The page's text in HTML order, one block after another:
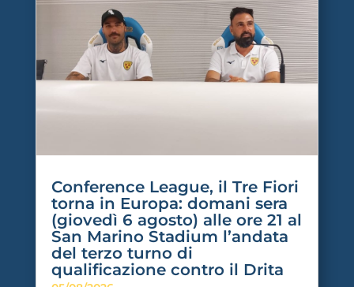
Conference League, il Tre Fiori
torna in Europa: domani sera
(giovedì 6 agosto) alle ore 21 al
San Marino Stadium l’andata
del terzo turno di
qualificazione contro il Drita